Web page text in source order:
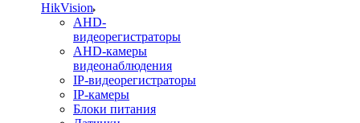
HikVision
AHD-
видеорегистраторы
AHD-камеры
видеонаблюдения
IP-видеорегистраторы
IP-камеры
Блоки питания